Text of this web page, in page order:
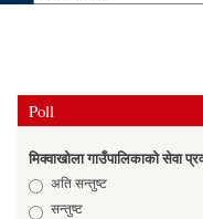
Poll
मिक्वाखोला गाउँपालिकाको सेवा
Choicesअति सन्तुष्ट
सन्तुष्ट